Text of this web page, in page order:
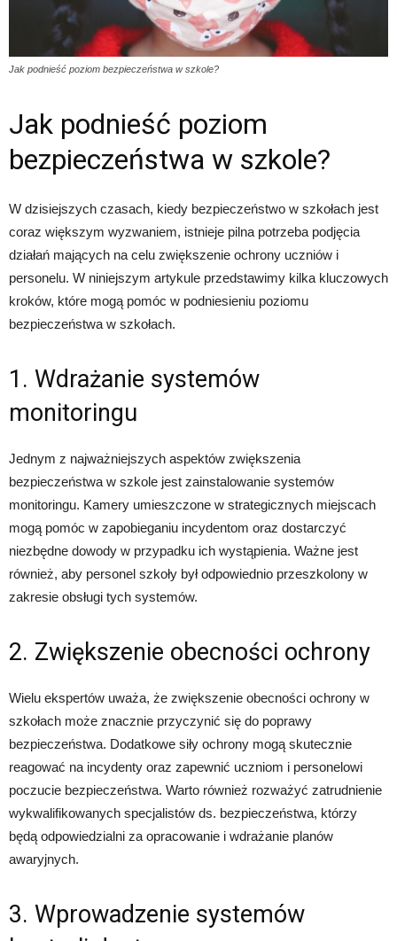
Jak podnieść poziom bezpieczeństwa w szkole?
Jak podnieść poziom
bezpieczeństwa w szkole?
W dzisiejszych czasach, kiedy bezpieczeństwo w szkołach jest
coraz większym wyzwaniem, istnieje pilna potrzeba podjęcia
działań mających na celu zwiększenie ochrony uczniów i
personelu. W niniejszym artykule przedstawimy kilka kluczowych
kroków, które mogą pomóc w podniesieniu poziomu
bezpieczeństwa w szkołach.
1. Wdrażanie systemów
monitoringu
Jednym z najważniejszych aspektów zwiększenia
bezpieczeństwa w szkole jest zainstalowanie systemów
monitoringu. Kamery umieszczone w strategicznych miejscach
mogą pomóc w zapobieganiu incydentom oraz dostarczyć
niezbędne dowody w przypadku ich wystąpienia. Ważne jest
również, aby personel szkoły był odpowiednio przeszkolony w
zakresie obsługi tych systemów.
2. Zwiększenie obecności ochrony
Wielu ekspertów uważa, że zwiększenie obecności ochrony w
szkołach może znacznie przyczynić się do poprawy
bezpieczeństwa. Dodatkowe siły ochrony mogą skutecznie
reagować na incydenty oraz zapewnić uczniom i personelowi
poczucie bezpieczeństwa. Warto również rozważyć zatrudnienie
wykwalifikowanych specjalistów ds. bezpieczeństwa, którzy
będą odpowiedzialni za opracowanie i wdrażanie planów
awaryjnych.
3. Wprowadzenie systemów